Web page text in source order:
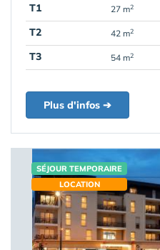
T1 27 m2
T2
42 m2
T3
54 m2
Plus d'infos ➔
SÉJOUR TEMPORAIRE
LOCATION